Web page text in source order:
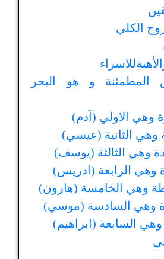
الكلي
المطمئنة و هو البحر
وهي الاولي (آدم)
وهي الثانية (عيسي)
وهي الثالثة (يوسف)
وهي الرابعة (ادريس)
وهي الخامسة (هارون)
وهي السادسة (موسي)
وهي السابعة (ابراهيم)